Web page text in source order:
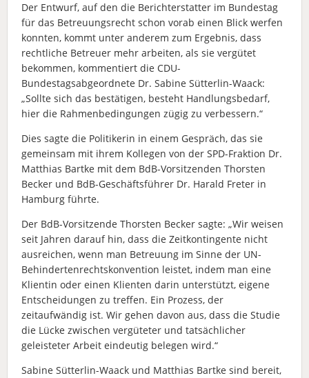
Der Entwurf, auf den die Berichterstatter im Bundestag
für das Betreuungsrecht schon vorab einen Blick werfen
konnten, kommt unter anderem zum Ergebnis, dass
rechtliche Betreuer mehr arbeiten, als sie vergütet
bekommen, kommentiert die CDU-
Bundestagsabgeordnete Dr. Sabine Sütterlin-Waack:
„Sollte sich das bestätigen, besteht Handlungsbedarf,
hier die Rahmenbedingungen zügig zu verbessern.“
Dies sagte die Politikerin in einem Gespräch, das sie
gemeinsam mit ihrem Kollegen von der SPD-Fraktion Dr.
Matthias Bartke mit dem BdB-Vorsitzenden Thorsten
Becker und BdB-Geschäftsführer Dr. Harald Freter in
Hamburg führte.
Der BdB-Vorsitzende Thorsten Becker sagte: „Wir weisen
seit Jahren darauf hin, dass die Zeitkontingente nicht
ausreichen, wenn man Betreuung im Sinne der UN-
Behindertenrechtskonvention leistet, indem man eine
Klientin oder einen Klienten darin unterstützt, eigene
Entscheidungen zu treffen. Ein Prozess, der
zeitaufwändig ist. Wir gehen davon aus, dass die Studie
die Lücke zwischen vergüteter und tatsächlicher
geleisteter Arbeit eindeutig belegen wird.“
Sabine Sütterlin-Waack und Matthias Bartke sind bereit,